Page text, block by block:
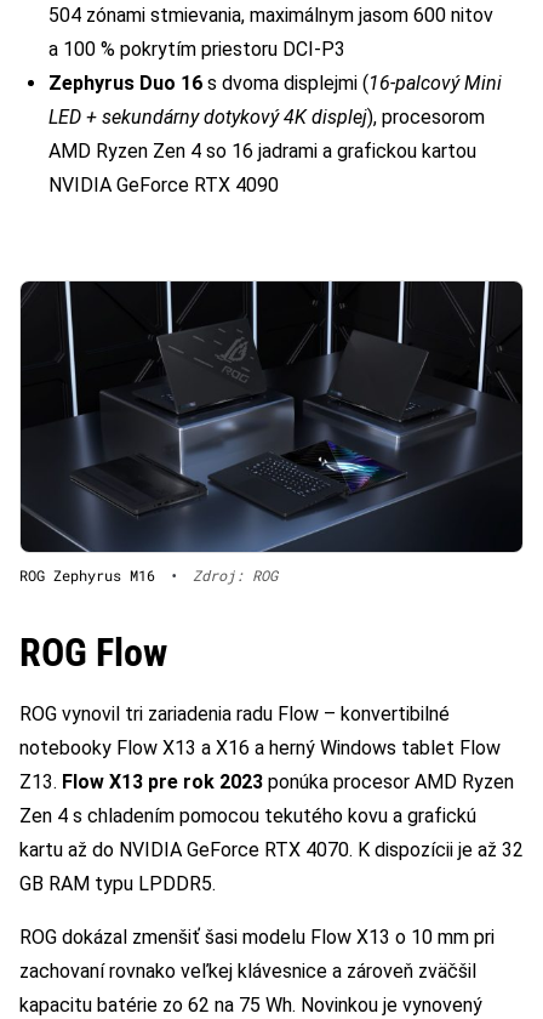
504 zónami stmievania, maximálnym jasom 600 nitov
a 100 % pokrytím priestoru DCI-P3
Zephyrus Duo 16 s dvoma displejmi (16-palcový Mini
LED + sekundárny dotykový 4K displej), procesorom
AMD Ryzen Zen 4 so 16 jadrami a grafickou kartou
NVIDIA GeForce RTX 4090
ROG Zephyrus M16 • Zdroj: ROG
ROG Flow
ROG vynovil tri zariadenia radu Flow – konvertibilné
notebooky Flow X13 a X16 a herný Windows tablet Flow
Z13. Flow X13 pre rok 2023 ponúka procesor AMD Ryzen
Zen 4 s chladením pomocou tekutého kovu a grafickú
kartu až do NVIDIA GeForce RTX 4070. K dispozícii je až 32
GB RAM typu LPDDR5.
ROG dokázal zmenšiť šasi modelu Flow X13 o 10 mm pri
zachovaní rovnako veľkej klávesnice a zároveň zväčšil
kapacitu batérie zo 62 na 75 Wh. Novinkou je vynovený